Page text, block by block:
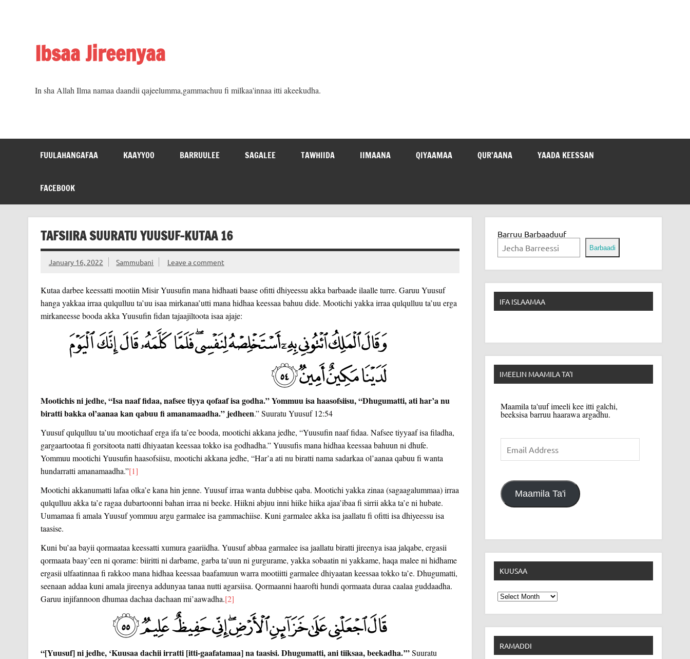
Ibsaa Jireenyaa
In sha Allah Ilma namaa daandii qajeelumma,gammachuu fi milkaa'innaa itti akeekudha.
FUULAHANGAFAA KAAYYOO BARRUULEE SAGALEE TAWHIIDA IIMAANA QIYAAMAA QUR’AANA YAADA KEESSAN
FACEBOOK
TAFSIIRA SUURATU YUUSUF-KUTAA 16
January 16, 2022 Sammubani Leave a comment
Kutaa darbee keessatti mootiin Misir Yuusufin mana hidhaati baase ofitti dhiyeessu akka barbaade ilaalle turre. Garuu Yuusuf
hanga yakkaa irraa qulqulluu ta’uu isaa mirkanaa’utti mana hidhaa keessaa bahuu dide. Mootichi yakka irraa qulqulluu ta’uu erga
mirkaneesse booda akka Yuusufin fidan tajaajiltoota isaa ajaje:
Mootichis ni jedhe, “Isa naaf fidaa, nafsee tiyya qofaaf isa godha.” Yommuu isa haasofsiisu, “Dhugumatti, ati har’a nu
biratti bakka ol’aanaa kan qabuu fi amanamaadha.” jedheen.” Suuratu Yuusuf 12:54
Yuusuf qulqulluu ta’uu mootichaaf erga ifa ta’ee booda, mootichi akkana jedhe, “Yuusufin naaf fidaa. Nafsee tiyyaaf isa filadha,
gargaartootaa fi gorsitoota natti dhiyaatan keessaa tokko isa godhadha.” Yuusufis mana hidhaa keessaa bahuun ni dhufe.
Yommuu mootichi Yuusufin haasofsiisu, mootichi akkana jedhe, “Har’a ati nu biratti nama sadarkaa ol’aanaa qabuu fi wanta
hundarratti amanamaadha.”[1]
Mootichi akkanumatti lafaa olka’e kana hin jenne. Yuusuf irraa wanta dubbise qaba. Mootichi yakka zinaa (sagaagalummaa) irraa
qulqulluu akka ta’e ragaa dubartoonni bahan irraa ni beeke. Hiikni abjuu inni hiike hiika ajaa’ibaa fi sirrii akka ta’e ni hubate.
Uumamaa fi amala Yuusuf yommuu argu garmalee isa gammachiise. Kuni garmalee akka isa jaallatu fi ofitti isa dhiyeessu isa
taasise.
Kuni bu’aa bayii qormaataa keessatti xumura gaariidha. Yuusuf abbaa garmalee isa jaallatu biratti jireenya isaa jalqabe, ergasii
qormaata baay’een ni qorame: biiritti ni darbame, garba ta’uun ni gurgurame, yakka sobaatin ni yakkame, haqa malee ni hidhame
ergasii ulfaatinnaa fi rakkoo mana hidhaa keessaa baafamuun warra mootiitti garmalee dhiyaatan keessaa tokko ta’e. Dhugumatti,
seenaan addaa kuni amala jireenya addunyaa tanaa nutti agarsiisa. Qormaanni haarofti hundi qormaata duraa caalaa guddaadha.
Garuu injifannoon dhumaa dachaa dachaan mi’aawadha.[2]
“[Yuusuf] ni jedhe, ‘Kuusaa dachii irratti [itti-gaafatamaa] na taasisi. Dhugumatti, ani tiiksaa, beekadha.’”Suuratu
Barruu Barbaaduuf
Barbaadi
IFA ISLAAMAA
IMEELIN MAAMILA TA'I
Maamila ta'uuf imeeli kee itti galchi,
beeksisa barruu haarawa argadhu.
Email
Address
Maamila Ta'i
KUUSAA
Kuusaa
RAMADDI